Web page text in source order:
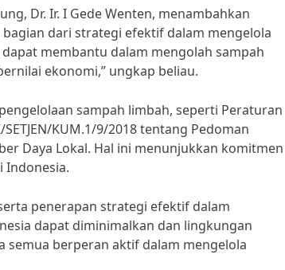
Dr. Ir. I Gede Wenten, menambahkan
dari strategi efektif dalam mengelola
membantu dalam mengolah sampah
ekonomi,” ungkap beliau.
sampah limbah, seperti Peraturan
KUM.1/9/2018 tentang Pedoman
Daya Lokal. Hal ini menunjukkan komitmen
Indonesia.
penerapan strategi efektif dalam
dapat diminimalkan dan lingkungan
semua berperan aktif dalam mengelola